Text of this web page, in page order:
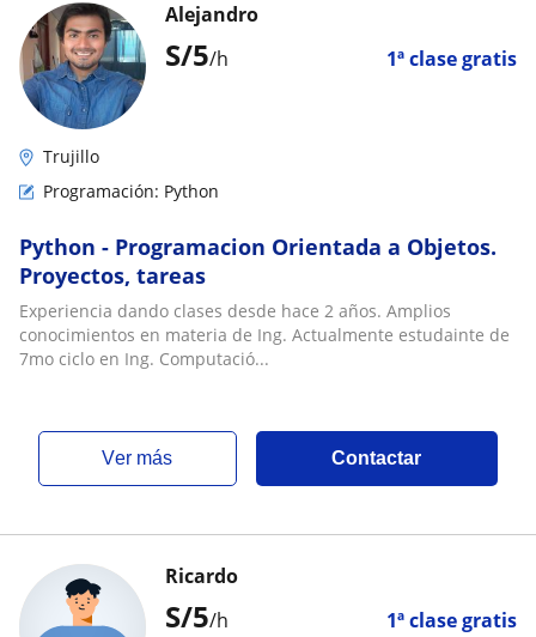
S/5/h 1ª clase gratis
Alejandro
Trujillo
Programación: Python
Python - Programacion Orientada a Objetos.
Proyectos, tareas
Experiencia dando clases desde hace 2 años. Amplios
conocimientos en materia de Ing. Actualmente estudainte de
7mo ciclo en Ing. Computació...
ver más Contactar
S/5/h 1ª clase gratis
Ricardo